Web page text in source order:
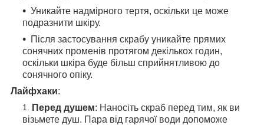
Уникайте надмірного тертя, оскільки це може
подразнити шкіру.
Після застосування скрабу уникайте прямих
сонячних променів протягом декількох годин,
оскільки шкіра буде більш сприйнятливою до
сонячного опіку.
Лайфхаки:
Перед душем: Наносіть скраб перед тим, як ви
візьмете душ. Пара від гарячої води допоможе